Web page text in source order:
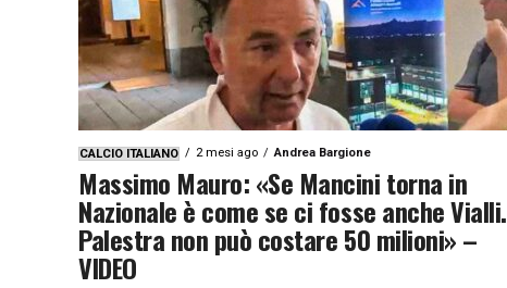
CALCIO ITALIANO 2 mesi ago Andrea Bargione
Massimo Mauro: «Se Mancini torna in
Nazionale è come se ci fosse anche Vialli.
Palestra non può costare 50 milioni» –
VIDEO